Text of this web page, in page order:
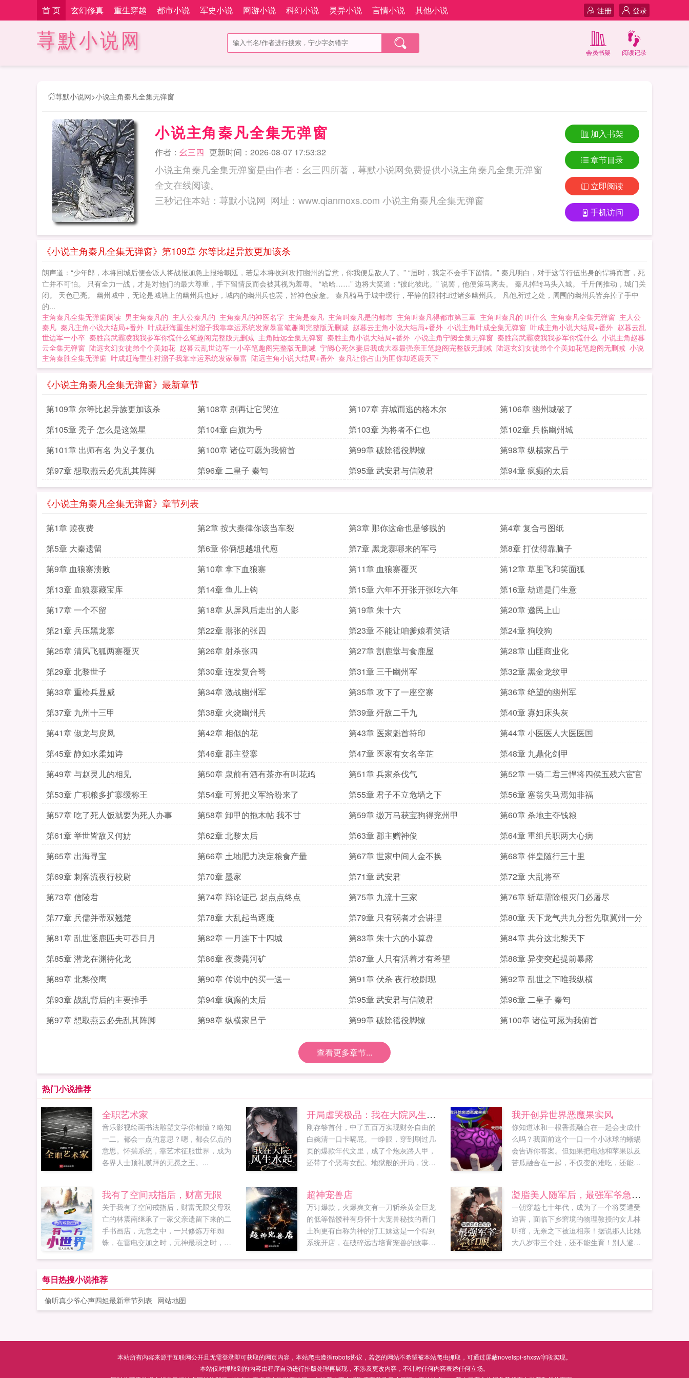
首 页 玄幻修真 重生穿越 都市小说 军史小说 网游小说 科幻小说 灵异小说 言情小说 其他小说 登录
注册
荨默小说网 阅读记录
会员书架
荨默小说网>小说主角秦凡全集无弹窗
小说主角秦凡全集无弹窗
作者： 幺三四 更新时间：2026-08-07 17:53:32
小说主角秦凡全集无弹窗是由作者：幺三四所著，荨默小说网免费提供小说主角秦凡全集无弹窗
全文在线阅读。
三秒记住本站：荨默小说网 网址：www.qianmoxs.com 小说主角秦凡全集无弹窗
加入书架
章节目录
立即阅读
手机访问
《小说主角秦凡全集无弹窗》第109章 尔等比起异族更加该杀
朗声道：“少年郎，本将回城后便会派人将战报加急上报给朝廷，若是本将收到攻打幽州的旨意，你我便是敌人了。” “届时，我定不会手下留情。” 秦凡明白，对于这等行伍出身的悍将而言，死
亡并不可怕。 只有全力一战，才是对他们的最大尊重，手下留情反而会被其视为羞辱。 “哈哈……” 边将大笑道：“彼此彼此。” 说罢，他便策马离去。 秦凡掉转马头入城。 千斤闸推动，城门关
闭。 天色已亮。 幽州城中，无论是城墙上的幽州兵也好，城内的幽州兵也罢，皆神色疲惫。 秦凡骑马于城中缓行，平静的眼神扫过诸多幽州兵。 凡他所过之处，周围的幽州兵皆弃掉了手中
的...
主角秦凡全集无弹窗阅读 男主角秦凡的 主人公秦凡的 主角秦凡的神医名字 主角是秦凡 主角叫秦凡是的都市 主角叫秦凡得都市第三章 主角叫秦凡的 叫什么 主角秦凡全集无弹窗 主人公
秦凡 秦凡主角小说大结局+番外 叶成赶海重生村溜子我靠幸运系统发家暴富笔趣阁完整版无删减 赵暮云主角小说大结局+番外 小说主角叶成全集无弹窗 叶成主角小说大结局+番外 赵暮云乱
世边军一小卒 秦胜高武霸凌我我参军你慌什么笔趣阁完整版无删减 主角陆远全集无弹窗 秦胜主角小说大结局+番外 小说主角宁阙全集无弹窗 秦胜高武霸凌我我参军你慌什么 小说主角赵暮
云全集无弹窗 陆远玄幻女徒弟个个美如花 赵暮云乱世边军一小卒笔趣阁完整版无删减 宁阙心死休妻后我成大奉最强亲王笔趣阁完整版无删减 陆远玄幻女徒弟个个美如花笔趣阁无删减 小说
主角秦胜全集无弹窗 叶成赶海重生村溜子我靠幸运系统发家暴富 陆远主角小说大结局+番外 秦凡让你占山为匪你却逐鹿天下
《小说主角秦凡全集无弹窗》最新章节
第109章 尔等比起异族更加该杀 第108章 别再让它哭泣 第107章 弃城而逃的格木尔
第106章 幽州城破了
第105章 秃子 怎么是这煞星
第104章 白旗为号 第103章 为将者不仁也
第102章 兵临幽州城
第101章 出师有名 为义子复仇
第100章 诸位可愿为我俯首 第99章 破除徭役脚镣
第98章 纵横家吕亍
第97章 想取燕云必先乱其阵脚
第96章 二皇子 秦匄 第95章 武安君与信陵君 第94章 疯癫的太后
《小说主角秦凡全集无弹窗》章节列表
第1章 赎夜费 第2章 按大秦律你该当车裂 第3章 那你这命也是够贱的
第4章 复合弓图纸
第5章 大秦遗留
第6章 你俩想越俎代庖 第7章 黑龙寨哪来的军弓
第8章 打仗得靠脑子
第9章 血狼寨溃败
第10章 拿下血狼寨 第11章 血狼寨覆灭
第12章 草里飞和笑面狐
第13章 血狼寨藏宝库
第14章 鱼儿上钩 第15章 六年不开张开张吃六年
第16章 劫道是门生意
第17章 一个不留
第18章 从屏风后走出的人影 第19章 朱十六
第20章 邀民上山
第21章 兵压黑龙寨
第22章 嚣张的张四 第23章 不能让咱爹娘看笑话
第24章 狗咬狗
第25章 清风飞狐两寨覆灭
第26章 射杀张四 第27章 割鹿堂与食鹿屋
第28章 山匪商业化
第29章 北黎世子
第30章 连发复合弩 第31章 三千幽州军
第32章 黑金龙纹甲
第33章 重枪兵显威
第34章 激战幽州军 第35章 攻下了一座空寨
第36章 绝望的幽州军
第37章 九州十三甲
第38章 火烧幽州兵 第39章 歼敌二千九
第40章 寡妇床头灰
第41章 俶龙与戾凤
第42章 相似的花 第43章 医家魁首符印
第44章 小医医人大医医国
第45章 静如水柔如诗
第46章 郡主登寨 第47章 医家有女名辛芷
第48章 九鼎化剑甲
第49章 与赵灵儿的相见
第50章 泉前有酒有茶亦有叫花鸡 第51章 兵家杀伐气
第52章 一骑二君三悍将四侯五残六宦官
第53章 广积粮多扩寨缓称王
第54章 可算把义军给盼来了 第55章 君子不立危墙之下
第56章 塞翁失马焉知非福
第57章 吃了死人饭就要为死人办事
第58章 卸甲的拖木帖 我不甘 第59章 缴万马获宝驹得兖州甲
第60章 杀地主夺钱粮
第61章 举世皆敌又何妨
第62章 北黎太后 第63章 郡主赠神俊
第64章 重组兵职两大心病
第65章 出海寻宝
第66章 土地肥力决定粮食产量 第67章 世家中间人金不换
第68章 伴皇随行三十里
第69章 刺客流夜行校尉
第70章 墨家 第71章 武安君
第72章 大乱将至
第73章 信陵君
第74章 辩论证己 起点点终点 第75章 九流十三家
第76章 斩草需除根灭门必屠尽
第77章 兵儒并蒂双翘楚
第78章 大乱起当逐鹿 第79章 只有弱者才会讲理
第80章 天下龙气共九分暂先取冀州一分
第81章 乱世逐鹿匹夫可吞日月
第82章 一月连下十四城 第83章 朱十六的小算盘
第84章 共分这北黎天下
第85章 潜龙在渊待化龙
第86章 夜袭薨河矿 第87章 人只有活着才有希望
第88章 异变突起提前暴露
第89章 北黎佼鹰
第90章 传说中的买一送一 第91章 伏杀 夜行校尉现
第92章 乱世之下唯我纵横
第93章 战乱背后的主要推手
第94章 疯癫的太后 第95章 武安君与信陵君
第96章 二皇子 秦匄
第97章 想取燕云必先乱其阵脚
第98章 纵横家吕亍 第99章 破除徭役脚镣 第100章 诸位可愿为我俯首
查看更多章节...
热门小说推荐
全职艺术家
音乐影视绘画书法雕塑文学你都懂？略知
一二。都会一点的意思？嗯，都会亿点的
意思。怀揣系统，靠艺术征服世界，成为
各界人士顶礼膜拜的无冕之王。...
开局虐哭极品：我在大院风生水起
刚存够首付，中了五百万实现财务自由的
白婉清一口卡嗝屁。一睁眼，穿到刷过几
页的爆款年代文里，成了个炮灰路人甲，
还带了个恶毒女配。地狱般的开局，没关
继妹白莲，脏水泼她和老癞子滚苞米地，
撕毁大学通知书，让她去大西北喂猪。后
娘恶毒，举报投诉铁窗泪...
我开创异世界恶魔果实风
你知道冰和一根香蕉融合在一起会变成什
么吗？我面前这个一口一个小冰球的蜥蜴
会告诉你答案。但如果把电池和苹果以及
苦瓜融合在一起，不仅变的难吃，还能让
熊虫，魔鬼辣椒和伟哥制成的动物系果实
询问眼前这个被前女友戴绿帽，被现女友
出轨他老爸，并且生下了他...
我有了空间戒指后，财富无限
关于我有了空间戒指后，财富无限父母双
亡的林震南继承了一家父亲遗留下来的二
手书画店，无意之中，一只修炼万年蜘
蛛，在雷电交加之时，元神最弱之时，被
能。后来更是得到了一枚上古超级空间戒
指，空间更有一方小世界。后来林震南更
是鉴宝，赌石，看相，看风水，修真，无
一不精，一时喜从天降，富贵逼人！...
超神宠兽店
万订爆款，火爆爽文有一刀斩杀黄金巨龙
的低等骷髅种有身怀十大宠兽秘技的看门
土狗更有自称为神的打工妹这是一个得到
系统开店，在破碎远古培育宠兽的故事。
凝脂美人随军后，最强军爷急红眼
一朝穿越七十年代，成为了一个将要遭受
迫害，面临下乡窘境的物理教授的女儿林
听绾，无奈之下被迫相亲！据说那人比她
大八岁带三个娃，还不能生育！别人避之
动！听说了吗？陆云铮带回来一个漂亮媳
每日热搜小说推荐
偷听真少爷心声四姐最新章节列表 网站地图
本站所有内容来源于互联网公开且无需登录即可获取的网页内容，本站爬虫遵循robots协议，若您的网站不希望被本站爬虫抓取，可通过屏蔽novelspi-shxsw字段实现。
本站仅对抓取到的内容由程序自动进行排版处理再展现，不涉及更改内容，不针对任何内容表述任何立场。